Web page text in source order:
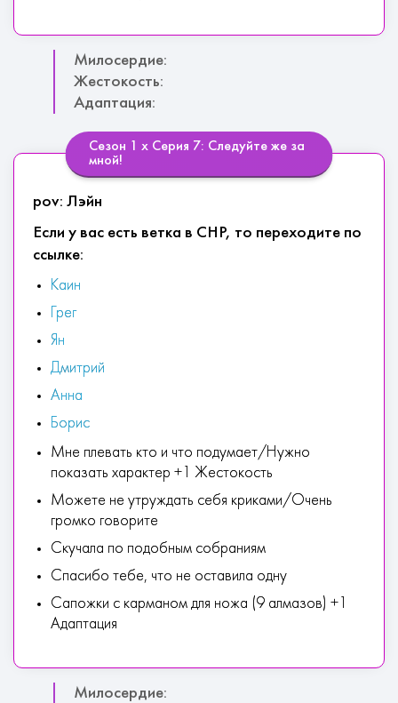
Милосердие:
Жестокость:
Адаптация:
Сезон 1 х Серия 7: Следуйте же за
мной!
pov: Лэйн
Если у вас есть ветка в СНР, то переходите по
ссылке:
Каин
Грег
Ян
Дмитрий
Анна
Борис
Мне плевать кто и что подумает/Нужно
показать характер +1 Жестокость
Можете не утруждать себя криками/Очень
громко говорите
Скучала по подобным собраниям
Спасибо тебе, что не оставила одну
Сапожки с карманом для ножа (9 алмазов) +1
Адаптация
Милосердие: